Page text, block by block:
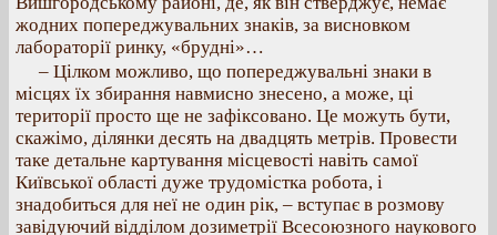
жодних попереджувальних знаків, за висновком
лабораторії ринку, «брудні»…
– Цілком можливо, що попереджувальні знаки в
місцях їх збирання навмисно знесено, а може, ці
території просто ще не зафіксовано. Це можуть бути,
скажімо, ділянки десять на двадцять метрів. Провести
таке детальне картування місцевості навіть самої
Київської області дуже трудомістка робота, і
знадобиться для неї не один рік, – вступає в розмову
завідуючий відділом дозиметрії Всесоюзного наукового